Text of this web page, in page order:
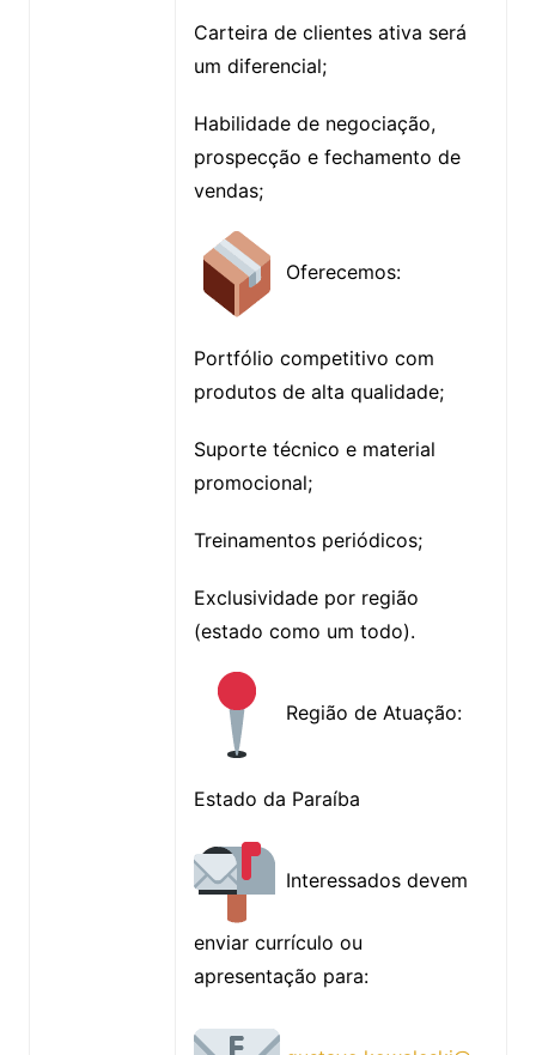
Carteira de clientes ativa será
um diferencial;
Habilidade de negociação,
prospecção e fechamento de
vendas;
Oferecemos:
Portfólio competitivo com
produtos de alta qualidade;
Suporte técnico e material
promocional;
Treinamentos periódicos;
Exclusividade por região
(estado como um todo).
Região de Atuação:
Estado da Paraíba
Interessados devem
enviar currículo ou
apresentação para: